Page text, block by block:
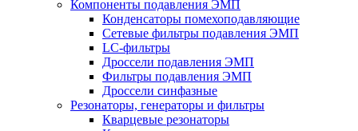
Компоненты подавления ЭМП
Конденсаторы помехоподавляющие
Сетевые фильтры подавления ЭМП
LC-фильтры
Дроссели подавления ЭМП
Фильтры подавления ЭМП
Дроссели синфазные
Резонаторы, генераторы и фильтры
Кварцевые резонаторы